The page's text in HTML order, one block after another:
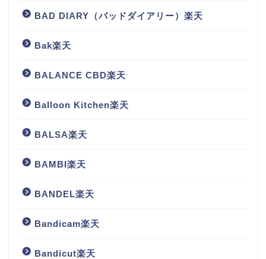
BAD DIARY（バッドダイアリー）楽天
Bak楽天
BALANCE CBD楽天
Balloon Kitchen楽天
BALSA楽天
BAMBI楽天
BANDEL楽天
Bandicam楽天
Bandicut楽天